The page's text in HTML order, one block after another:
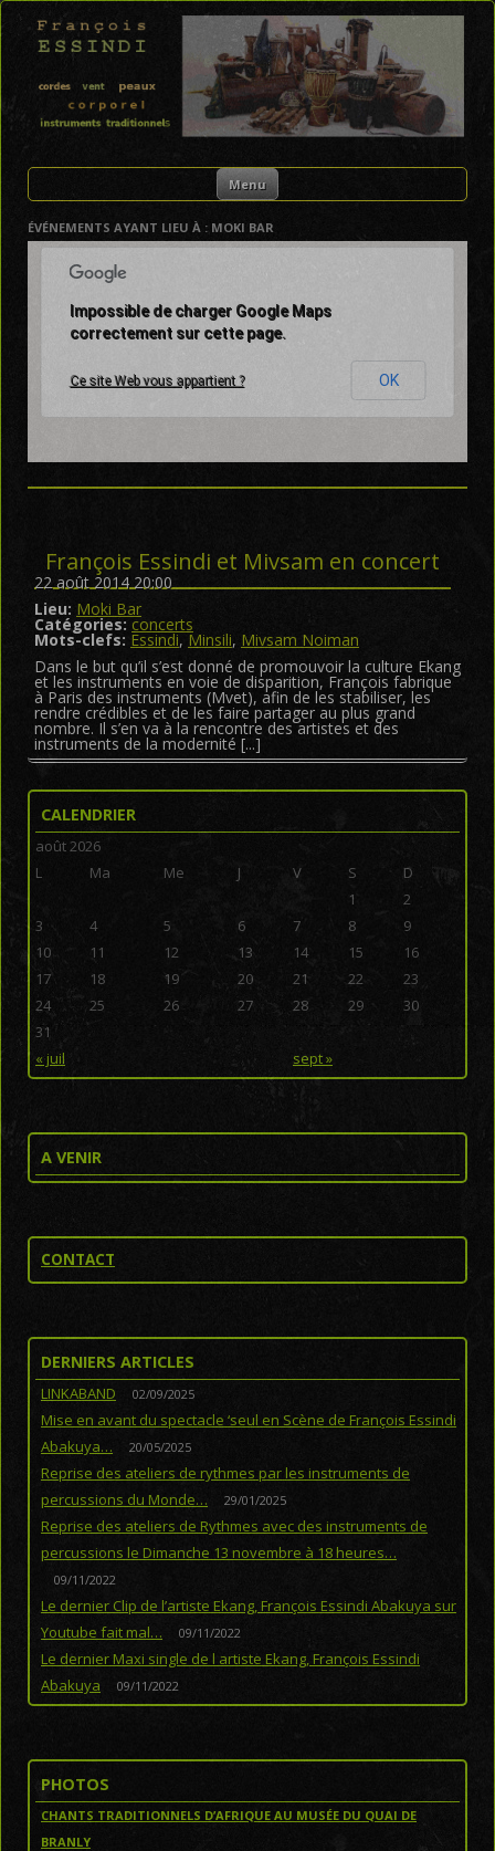
FRANÇOIS ESSINDI
Menu Skip to content
ÉVÉNEMENTS AYANT LIEU À : MOKI BAR
Impossible de charger Google Maps
correctement sur cette page.
Ce site Web vous appartient ? OK
François Essindi et Mivsam en concert
22 août 2014 20:00
Lieu: Moki Bar
Catégories: concerts
Mots-clefs: Essindi,Minsili, Mivsam Noiman
Dans le but qu’il s’est donné de promouvoir la culture Ekang
et les instruments en voie de disparition, François fabrique
à Paris des instruments (Mvet), afin de les stabiliser, les
rendre crédibles et de les faire partager au plus grand
nombre. Il s’en va à la rencontre des artistes et des
instruments de la modernité [...]
CALENDRIER
août 2026
L
Ma Me J V S D
« juil sept »
1
2
3
4 5 6 7 8
9
10
11 12 13 14 15
16
17
18 19 20 21 22
23
24
25 26 27 28 29
30
31
A VENIR
CONTACT
DERNIERS ARTICLES
LINKABAND 02/09/2025
Mise en avant du spectacle ‘seul en Scène de François Essindi
Abakuya…
20/05/2025
Reprise des ateliers de rythmes par les instruments de
percussions du Monde…
29/01/2025
Reprise des ateliers de Rythmes avec des instruments de
percussions le Dimanche 13 novembre à 18 heures…
09/11/2022
Le dernier Clip de l’artiste Ekang, François Essindi Abakuya sur
Youtube fait mal…
09/11/2022
Le dernier Maxi single de l artiste Ekang, François Essindi
Abakuya
09/11/2022
PHOTOS
CHANTS TRADITIONNELS D’AFRIQUE AU MUSÉE DU QUAI DE
BRANLY